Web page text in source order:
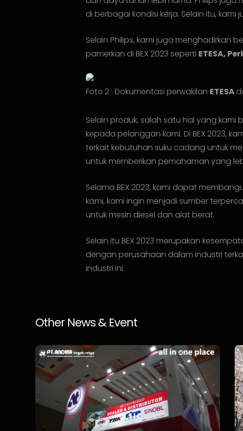
di berbagai kondisi kerja. Selain itu, kami
Selain Philips, kami juga menghadirkan
pamerkan di BEX 2023 seperti ETESA,
Foto 2 : Dokumentasi perwakilan ETESA
Selain produk, salah satu hal yang
kepada pelanggan kami. Di BEX 2023,
terkait kebutuhan suku cadang untuk
untuk memberikan pemahaman yang
Selama BEX 2023, kami dapat
kami, kami ingin menjadi sumber
untuk mesin diesel dan alat berat.
Selain itu BEX 2023 merupakan
dengan perusahaan dalam industri
industri ini.
Other News & Event